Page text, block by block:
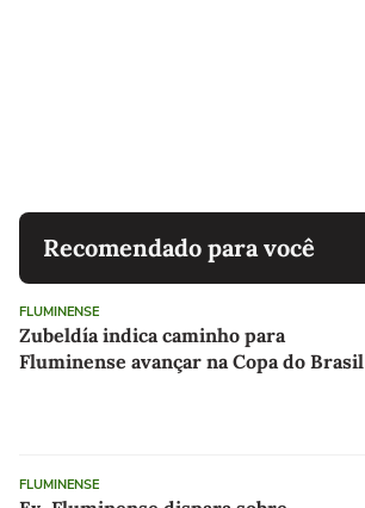
Recomendado para você
FLUMINENSE
Zubeldía indica caminho para
Fluminense avançar na Copa do Brasil
FLUMINENSE